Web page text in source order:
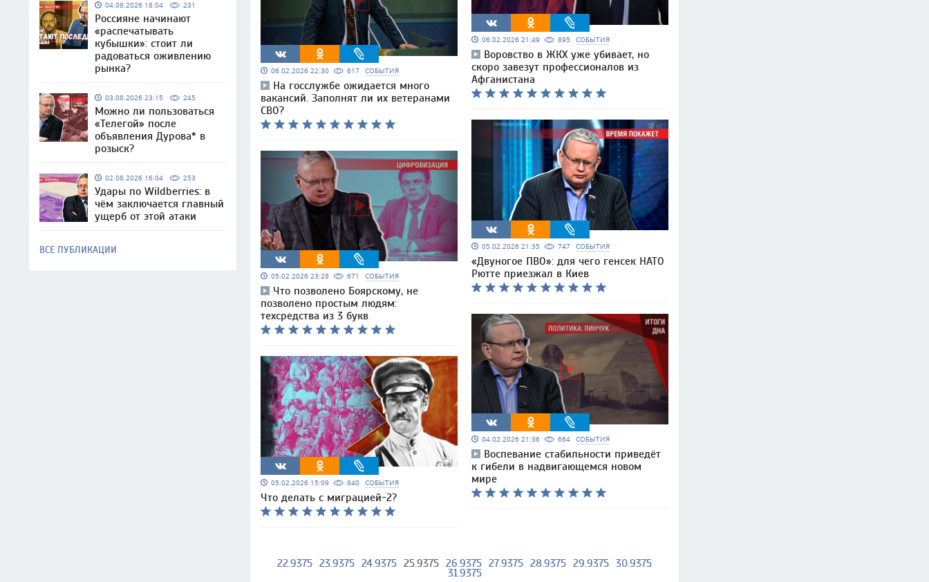
04.08.2026 18:04 231
Россияне начинают
«распечатывать
кубышки»: стоит ли
радоваться оживлению
рынка?
03.08.2026 23:15 245
Можно ли пользоваться
«Телегой» после
объявления Дурова* в
розыск?
02.08.2026 16:04 253
Удары по Wildberries: в
чём заключается главный
ущерб от этой атаки
ВСЕ ПУБЛИКАЦИИ
06.02.2026 22:30 617 СОБЫТИЯ
На госслужбе ожидается много
вакансий. Заполнят ли их ветеранами
СВО?
05.02.2026 23:28 671 СОБЫТИЯ
Что позволено Боярскому, не
позволено простым людям:
техсредства из 3 букв
05.02.2026 15:09 840 СОБЫТИЯ
Что делать с миграцией-2?
06.02.2026 21:49 895 СОБЫТИЯ
Воровство в ЖКХ уже убивает, но
скоро завезут профессионалов из
Афганистана
05.02.2026 21:35 747 СОБЫТИЯ
«Двуногое ПВО»: для чего генсек НАТО
Рютте приезжал в Киев
04.02.2026 21:36 664 СОБЫТИЯ
Воспевание стабильности приведёт
к гибели в надвигающемся новом
мире
22.9375 23.9375 24.9375 25.9375 26.9375 27.9375 28.9375 29.9375 30.9375
31.9375